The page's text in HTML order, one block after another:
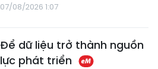
07/08/2026 1:07
Để dữ liệu trở thành nguồn
lực phát triển